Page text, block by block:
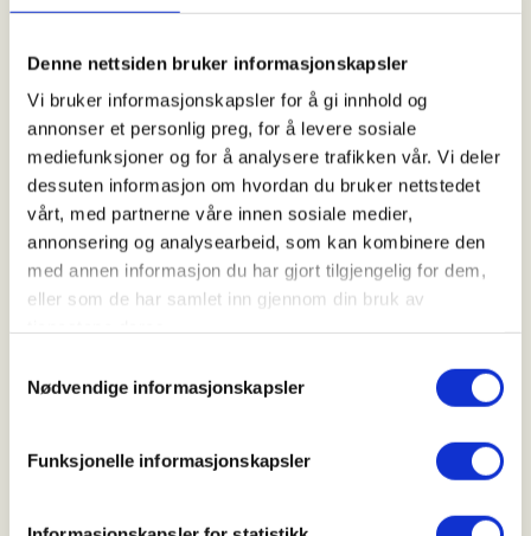
Denne nettsiden bruker informasjonskapsler
Vi bruker informasjonskapsler for å gi innhold og
annonser et personlig preg, for å levere sosiale
mediefunksjoner og for å analysere trafikken vår. Vi deler
dessuten informasjon om hvordan du bruker nettstedet
vårt, med partnerne våre innen sosiale medier,
annonsering og analysearbeid, som kan kombinere den
med annen informasjon du har gjort tilgjengelig for dem,
eller som de har samlet inn gjennom din bruk av
Nødvendige informasjonskapsler
Funksjonelle informasjonskapsler
Arrangør
Sarpsborg og omegn JFF
Kontaktperson
https://40601280
jaktutvalget@sojff.no
Jakt på sjøfugl er en jakt som er spennende og hvor
spennende og morsom jakt med mye sosialt under